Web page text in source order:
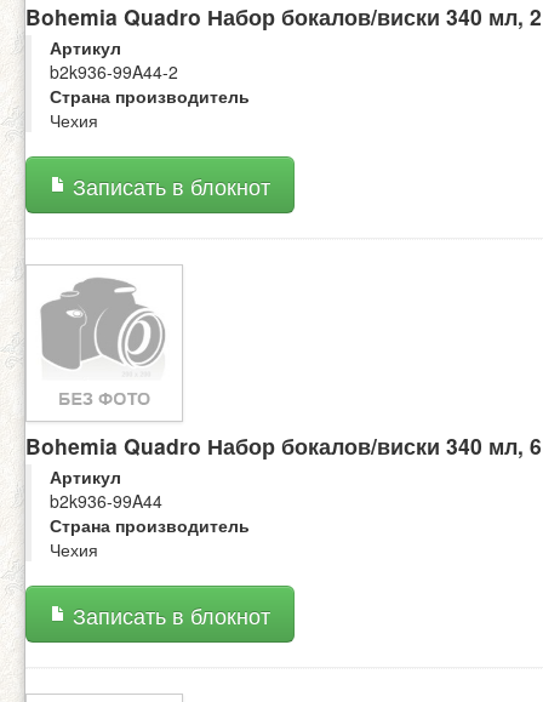
Bohemia Quadro Набор бокалов/виски 340 мл,
Артикул
b2k936-99A44-2
Страна производитель
Чехия
Записать в блокнот
Bohemia Quadro Набор бокалов/виски 340 мл,
Артикул
b2k936-99A44
Страна производитель
Чехия
Записать в блокнот